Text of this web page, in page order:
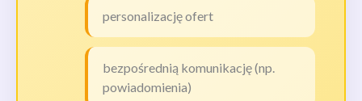
personalizację ofert
bezpośrednią komunikację (np.
powiadomienia)